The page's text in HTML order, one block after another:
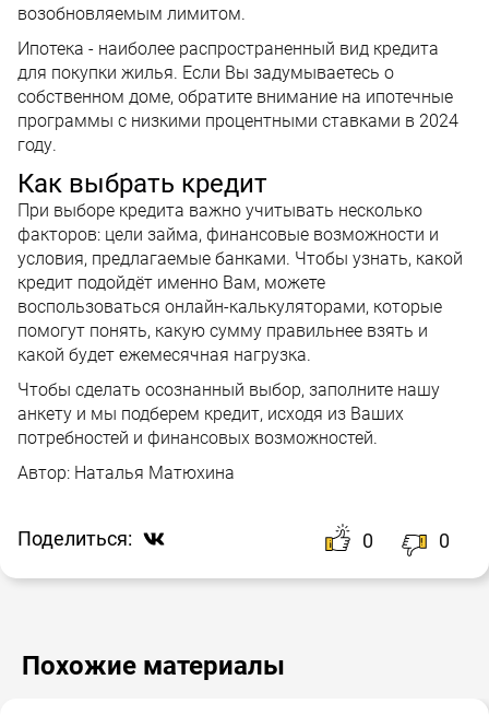
возобновляемым лимитом.
Ипотека - наиболее распространенный вид кредита
для покупки жилья. Если Вы задумываетесь о
собственном доме, обратите внимание на ипотечные
программы с низкими процентными ставками в 2024
году.
Как выбрать кредит
При выборе кредита важно учитывать несколько
факторов: цели займа, финансовые возможности и
условия, предлагаемые банками. Чтобы узнать, какой
кредит подойдёт именно Вам, можете
воспользоваться онлайн-калькуляторами, которые
помогут понять, какую сумму правильнее взять и
какой будет ежемесячная нагрузка.
Чтобы сделать осознанный выбор, заполните нашу
анкету и мы подберем кредит, исходя из Ваших
потребностей и финансовых возможностей.
Автор: Наталья Матюхина
Поделиться: 0 0
Похожие материалы